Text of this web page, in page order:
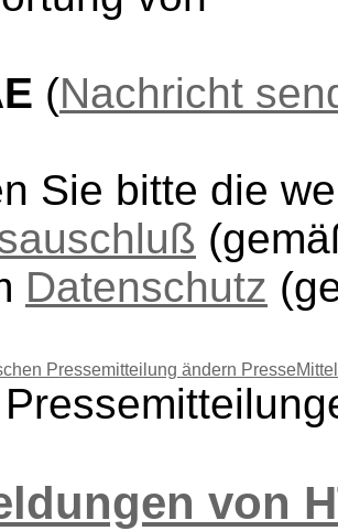
(Nachricht
Sie bitte die
Datenschutz
Pressemitteilung ändern
von